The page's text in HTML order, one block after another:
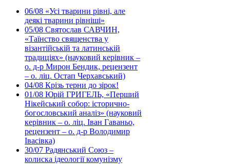
06/08 «Усі тварини рівні, але
деякі тварини рівніші»
05/08 Святослав САВЧИН,
«Таїнство священства у
візантійській та латинській
традиціях» (науковий керівник –
о. д-р Мирон Бендик, рецензент
– о. ліц. Остап Черхавський)
04/08 Крізь терни до зірок!
01/08 Юрій ГРИГЕЛЬ, «Перший
Нікейський собор: історично-
богословський аналіз» (науковий
керівник – о. ліц. Іван Гаваньо,
рецензент – о. д-р Володимир
Івасівка)
30/07 Радянський Союз –
колиска ідеології комунізму